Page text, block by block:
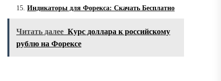
Индикаторы для Форекса: Скачать Бесплатно
Читать далее Курс доллара к российскому
рублю на Форексе